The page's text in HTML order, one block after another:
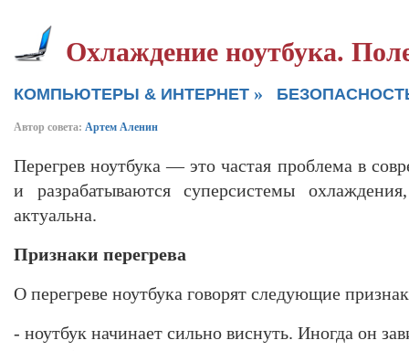
Охлаждение ноутбука.
КОМПЬЮТЕРЫ & ИНТЕРНЕТ »
Автор совета: Артем Аленин
Перегрев ноутбука — это частая проблема в
и разрабатываются суперсистемы
актуальна.
Признаки перегрева
О перегреве ноутбука говорят следующие
- ноутбук начинает сильно виснуть. Иногда он